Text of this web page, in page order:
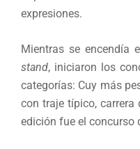
expresiones.
Mientras se encendía
stand, iniciaron los
categorías: Cuy más
con traje típico, carrera
edición fue el concurso